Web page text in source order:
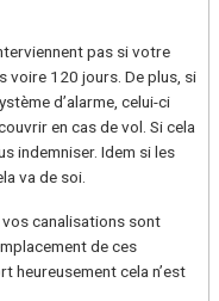
pas si votre
voire 120 jours. De plus, si
d’alarme, celui-ci
en cas de vol. Si cela
indemniser. Idem si les
va de soi.
canalisations sont
de ces
heureusement cela n’est